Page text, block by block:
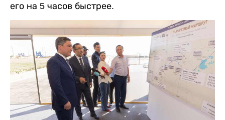
его на 5 часов быстрее.